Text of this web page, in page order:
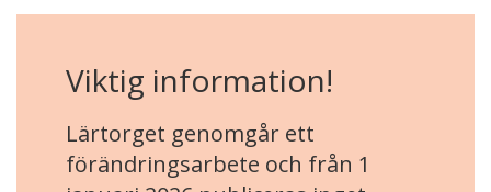
Viktig information!
Lärtorget genomgår ett
förändringsarbete och från 1